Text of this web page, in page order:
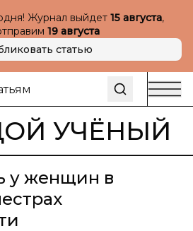
Журнал выйдет 15 августа,
19 августа
статью
УЧЁНЫЙ
у женщин в